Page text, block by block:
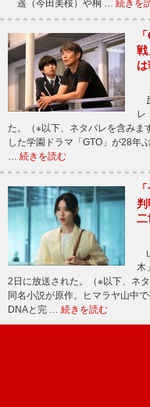
遥（今田美桜）や桐 … 続きを
戦
レ
た。（※以下、ネタバレを含み
した学園ドラマ「GTO」が28年
… 続きを読む
二
木
2日に放送された。（※以下、ネ
同名小説が原作。ヒマラヤ山中
DNAと完 … 続きを読む